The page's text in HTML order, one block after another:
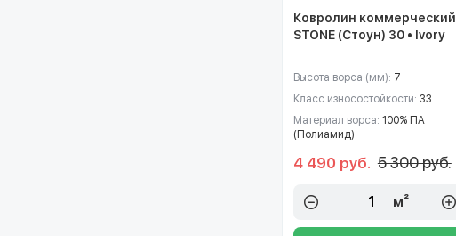
Ковролин коммерческий
STONE (Стоун) 30 • Ivory
Высота ворса (мм): 7
Класс износостойкости: 33
Материал ворса: 100% ПА
(Полиамид)
4 490 руб. 5 300 руб.
м²